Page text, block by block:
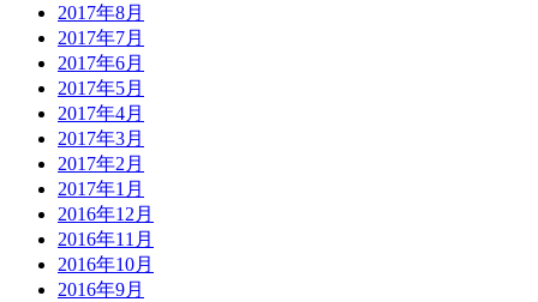
2017年8月
2017年7月
2017年6月
2017年5月
2017年4月
2017年3月
2017年2月
2017年1月
2016年12月
2016年11月
2016年10月
2016年9月